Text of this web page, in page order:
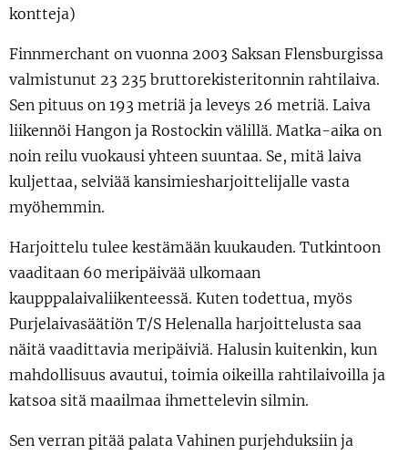
kontteja)
Finnmerchant on vuonna 2003 Saksan Flensburgissa
valmistunut 23 235 bruttorekisteritonnin rahtilaiva.
Sen pituus on 193 metriä ja leveys 26 metriä. Laiva
liikennöi Hangon ja Rostockin välillä. Matka-aika on
noin reilu vuokausi yhteen suuntaa. Se, mitä laiva
kuljettaa, selviää kansimiesharjoittelijalle vasta
myöhemmin.
Harjoittelu tulee kestämään kuukauden. Tutkintoon
vaaditaan 60 meripäivää ulkomaan
kaupppalaivaliikenteessä. Kuten todettua, myös
Purjelaivasäätiön T/S Helenalla harjoittelusta saa
näitä vaadittavia meripäiviä. Halusin kuitenkin, kun
mahdollisuus avautui, toimia oikeilla rahtilaivoilla ja
katsoa sitä maailmaa ihmettelevin silmin.
Sen verran pitää palata Vahinen purjehduksiin ja